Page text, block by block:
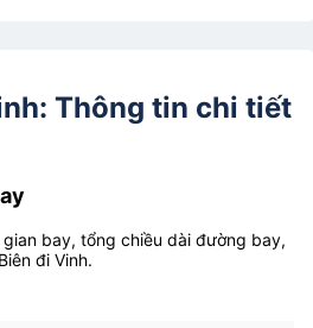
Thông tin chi tiết
bay, tổng chiều dài đường bay,
đi Vinh.